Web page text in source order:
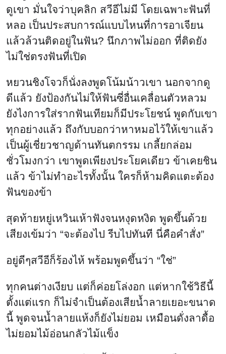
ดูเขา มั่นใจว่าบุคลิก สวีอีไม่มี โดยเฉพาะฟันที่
หลอ เป็นประสบการณ์แบบไหนที่การอาเจียน
แล้วล้วนติดอยู่ในฟัน? นึกภาพไม่ออก ที่ติดยัง
ไม่ใช่ตรงฟันที่เปิด
หยวนชิงโจวก็นั่งลงพูดโน้มน้าวเขา นอกจากดู
ดีแล้ว ยังป้องกันไม่ให้ฟันซี่อื่นเคลื่อนตัวหลวม
ยังไงการใส่รากฟันเทียมก็มีประโยชน์ พูดกับเขา
ทุกอย่างแล้ว ถึงกับบอกว่าหาหมอไว้ให้เขาแล้ว
เป็นผู้เชี่ยวชาญด้านทันตกรรม เกลี้ยกล่อม
ชั่วโมงกว่า เขาพูดเพียงประโยคเดียว ข้าเคยชิน
แล้ว ข้าไม่ทำอะไรทั้งนั้น ใครก็ห้ามคิดแตะต้อง
ฟันของข้า
สุดท้ายหยู่เหวินเห้าฟังจนหงุดหงิด พูดขึ้นด้วย
เสียงเข้มว่า “จะต้องไป รีบไปทันที นี่คือคำสั่ง”
อยู่ดีๆสวีอีก็ร้องไห้ พร้อมพูดขึ้นว่า “ใช่”
ทุกคนต่างเงียบ แต่ก็ค่อยโล่งอก แต่หากใช้วิธีนี้
ตั้งแต่แรก ก็ไม่จำเป็นต้องเสียน้ำลายเยอะขนาด
นี้ พูดจนน้ำลายแห้งก็ยังไม่ยอม เหมือนดั่งลาดื้อ
ไม่ยอมไม้อ่อนกลัวไม้แข็ง